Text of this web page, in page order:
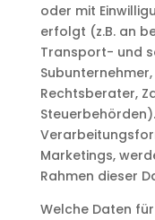
oder mit
erfolgt (z.B. an
Transport- und
Rechtsberater,
Marketings,
Rahmen dieser
Welche Daten